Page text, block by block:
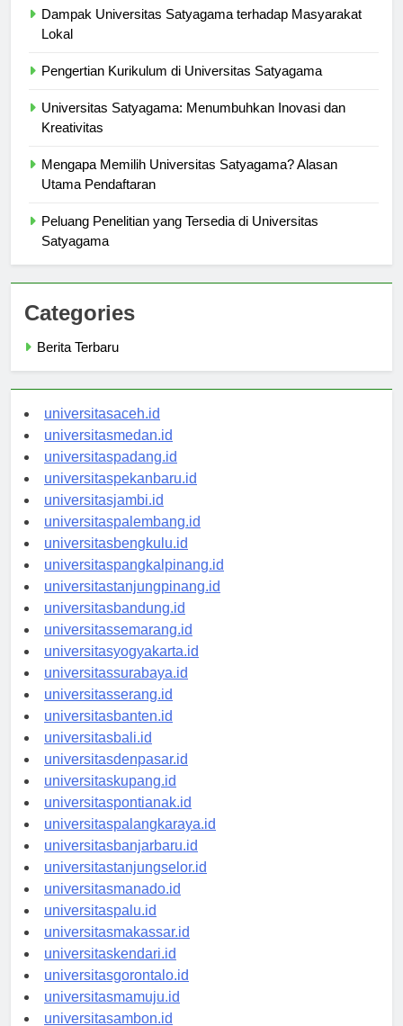
Dampak Universitas Satyagama terhadap Masyarakat
Universitas Satyagama: Menumbuhkan Inovasi dan
Mengapa Memilih Universitas Satyagama? Alasan
Peluang Penelitian yang Tersedia di Universitas
Categories
universitasaceh.id
universitasmedan.id
universitaspadang.id
universitaspekanbaru.id
universitasjambi.id
universitaspalembang.id
universitasbengkulu.id
universitaspangkalpinang.id
universitastanjungpinang.id
universitasbandung.id
universitassemarang.id
universitasyogyakarta.id
universitassurabaya.id
universitasserang.id
universitasbanten.id
universitasbali.id
universitasdenpasar.id
universitaskupang.id
universitaspontianak.id
universitaspalangkaraya.id
universitasbanjarbaru.id
universitastanjungselor.id
universitasmanado.id
universitaspalu.id
universitasmakassar.id
universitaskendari.id
universitasgorontalo.id
universitasmamuju.id